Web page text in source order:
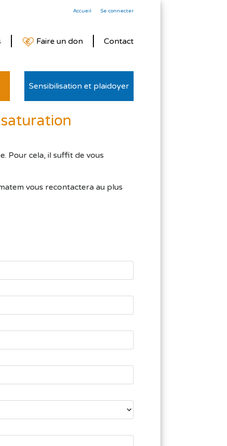
Accueil Se connecter
Contact
Faire un don
Sensibilisation et plaidoyer
Pour cela, il suffit de vous
vous recontactera au plus